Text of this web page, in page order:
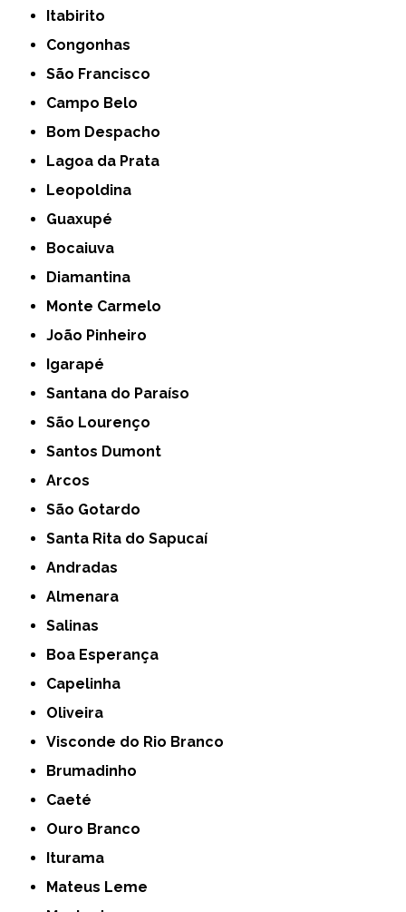
Itabirito
Congonhas
São Francisco
Campo Belo
Bom Despacho
Lagoa da Prata
Leopoldina
Guaxupé
Bocaiuva
Diamantina
Monte Carmelo
João Pinheiro
Igarapé
Santana do Paraíso
São Lourenço
Santos Dumont
Arcos
São Gotardo
Santa Rita do Sapucaí
Andradas
Almenara
Salinas
Boa Esperança
Capelinha
Oliveira
Visconde do Rio Branco
Brumadinho
Caeté
Ouro Branco
Iturama
Mateus Leme